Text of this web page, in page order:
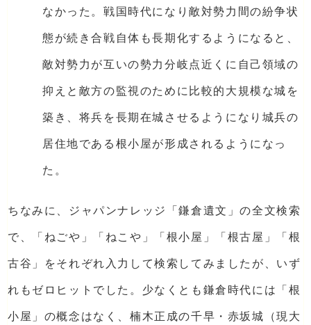
なかった。戦国時代になり敵対勢力間の紛争状
態が続き合戦自体も長期化するようになると、
敵対勢力が互いの勢力分岐点近くに自己領域の
抑えと敵方の監視のために比較的大規模な城を
築き、将兵を長期在城させるようになり城兵の
居住地である根小屋が形成されるようになっ
た。
ちなみに、ジャパンナレッジ「鎌倉遺文」の全文検索
で、「ねごや」「ねこや」「根小屋」「根古屋」「根
古谷」をそれぞれ入力して検索してみましたが、いず
れもゼロヒットでした。少なくとも鎌倉時代には「根
小屋」の概念はなく、楠木正成の千早・赤坂城（現大